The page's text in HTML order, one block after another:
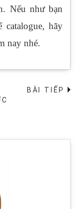
Nếu như bạn
hãy
nay nhé.
BÀI TIẾP→